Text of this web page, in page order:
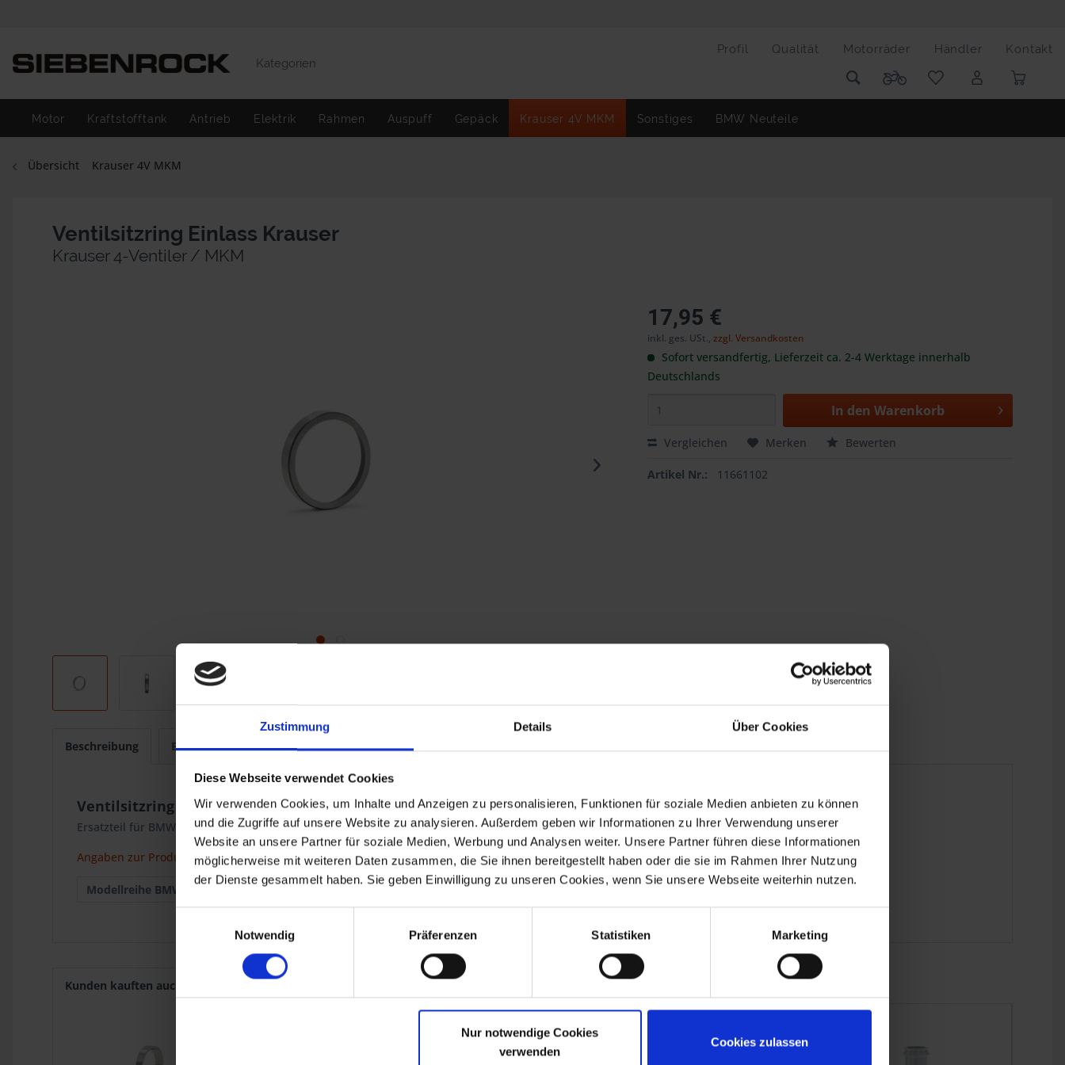
Zustimmung Details Über Cookies
Diese Webseite verwendet Cookies
Wir verwenden Cookies, um Inhalte und Anzeigen zu personalisieren, Funktionen für soziale Medien anbieten zu können
und die Zugriffe auf unsere Website zu analysieren. Außerdem geben wir Informationen zu Ihrer Verwendung unserer
Website an unsere Partner für soziale Medien, Werbung und Analysen weiter. Unsere Partner führen diese Informationen
möglicherweise mit weiteren Daten zusammen, die Sie ihnen bereitgestellt haben oder die sie im Rahmen Ihrer Nutzung
der Dienste gesammelt haben. Sie geben Einwilligung zu unseren Cookies, wenn Sie unsere Webseite weiterhin nutzen.
Notwendig
Präferenzen Statistiken Marketing
Nur notwendige Cookies
verwenden
Cookies zulassen
Kategorien
Profil Qualität Motorräder Händler Kontakt
Motor Kraftstofftank Antrieb Elektrik Rahmen Auspuff Gepäck Krauser 4V MKM Sonstiges BMW Neuteile
Übersicht Krauser 4V MKM
Ventilsitzring Einlass Krauser
Krauser 4-Ventiler / MKM
17,95 €
inkl. ges. USt.,zzgl. Versandkosten
Sofort versandfertig, Lieferzeit ca. 2-4 Werktage innerhalb
Deutschlands
In den Warenkorb
Vergleichen Merken Bewerten
Artikel Nr.: 11661102
Beschreibung Bewertungen 0
Ventilsitzring Einlass Krauser
Ersatzteil für BMW 2-Ventil Modelle mit Krauser 4-Ventil Technik.
Angaben zur Produktsicherheit
Modellreihe BMW : Krauser MKM
Kunden kauften auch